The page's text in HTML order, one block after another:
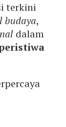
terkini
budaya,
dalam